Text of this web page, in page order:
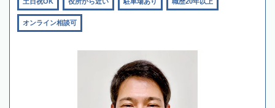
オンライン相談可